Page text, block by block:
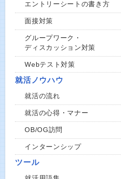
エントリーシートの書き方
面接対策
グループワーク・
ディスカッション対策
Webテスト対策
就活ノウハウ
就活の流れ
就活の心得・マナー
OB/OG訪問
インターンシップ
ツール